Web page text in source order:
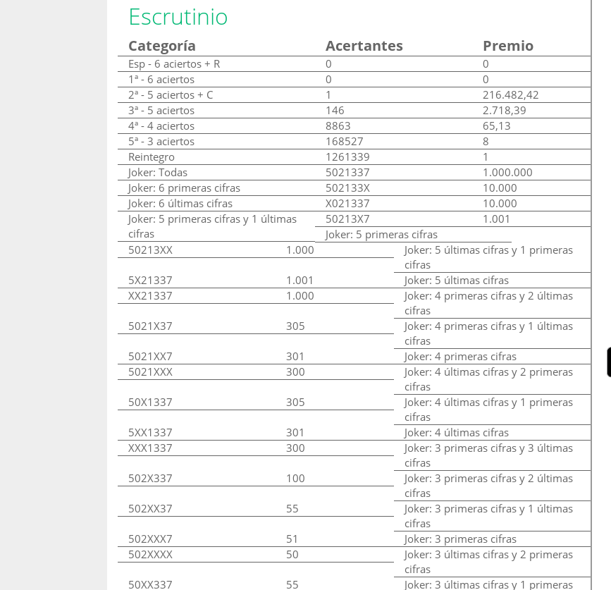
Escrutinio
Categoría Acertantes Premio
Esp - 6 aciertos + R 0
0
1ª - 6 aciertos
0
0
2ª - 5 aciertos + C
1
216.482,42
3ª - 5 aciertos
146
2.718,39
4ª - 4 aciertos
8863
65,13
5ª - 3 aciertos
168527
8
Reintegro
1261339
1
Joker: Todas
5021337
1.000.000
Joker: 6 primeras cifras
502133X
10.000
Joker: 6 últimas cifras
X021337
10.000
Joker: 5 primeras cifras y 1 últimas
cifras
50213X7
1.001
Joker: 5 primeras cifras
50213XX
1.000
Joker: 5 últimas cifras y 1 primeras
cifras
5X21337
1.001
Joker: 5 últimas cifras
XX21337
1.000
Joker: 4 primeras cifras y 2 últimas
cifras
5021X37
305
Joker: 4 primeras cifras y 1 últimas
cifras
5021XX7
301
Joker: 4 primeras cifras
5021XXX
300
Joker: 4 últimas cifras y 2 primeras
cifras
50X1337
305
Joker: 4 últimas cifras y 1 primeras
cifras
5XX1337
301
Joker: 4 últimas cifras
XXX1337
300
Joker: 3 primeras cifras y 3 últimas
cifras
502X337
100
Joker: 3 primeras cifras y 2 últimas
cifras
502XX37
55
Joker: 3 primeras cifras y 1 últimas
cifras
502XXX7
51
Joker: 3 primeras cifras
502XXXX
50
Joker: 3 últimas cifras y 2 primeras
cifras
50XX337
55 Joker: 3 últimas cifras y 1 primeras